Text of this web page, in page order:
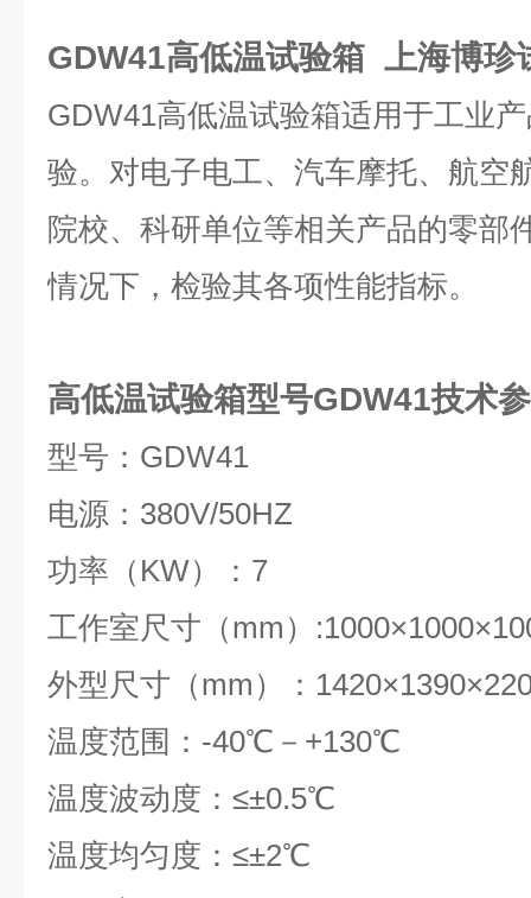
GDW41高低温试验箱 上海博珍
GDW41高低温试验箱适用于工业
验。对电子电工、汽车摩托、航空
院校、科研单位等相关产品的零部
情况下，检验其各项性能指标。
高低温试验箱型号GDW41技术
型号：GDW41
电源：380V/50HZ
功率（KW）：7
工作室尺寸（mm）
外型尺寸（mm）：
温度范围：-40℃－+130℃
温度波动度：≤±0.5℃
温度均匀度：≤±2℃